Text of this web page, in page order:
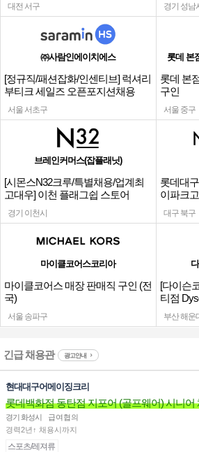
대전 서구 경기 성남
㈜사람인에이치에스
[정규직/패션잡화/인센티브] 럭셔리
부티크 세일즈 오픈포지션채용
서울 서초구
롯데 본
롯데 본
구인
서울 중구
브레인커머스(잡플래닛)
[시몬스N32크루/특별채용/업계최
고대우] 이천 플래그쉽 스토어
경기 이천시
롯데대
이파크
대구 북구
마이클코어스코리아
마이클코어스 매장 판매직 구인 (전
국)
서울 송파구
[다이슨
티점
부산 해운
긴급 채용관 광고안내
현대대구어메이징크리
롯데백화점 동탄점 지포어 (골프웨어) 시니어
경기 화성시
급여협의
경력2년↑ 채용시까지
스포츠/레져류